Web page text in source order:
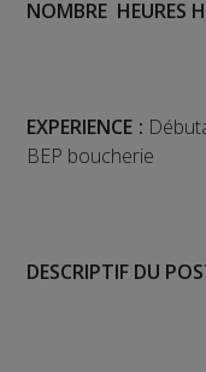
NOMBRE HEURES
EXPERIENCE :
BEP boucherie
DESCRIPTIF DU